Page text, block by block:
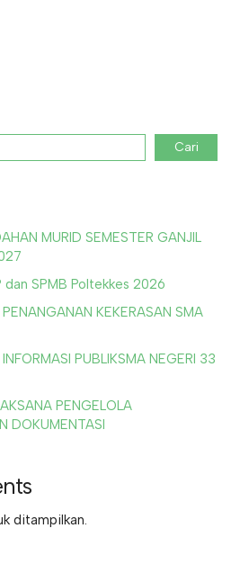
Cari
MURID SEMESTER GANJIL
SPMB Poltekkes 2026
KEKERASAN SMA
PUBLIKSMA NEGERI 33
PENGELOLA
DOKUMENTASI
ditampilkan.